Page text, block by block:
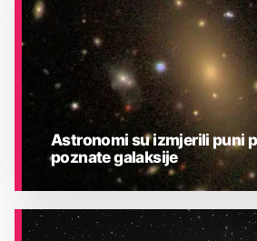
ASTRONOMIJA
Astronomi su izmjerili puni
poznate galaksije